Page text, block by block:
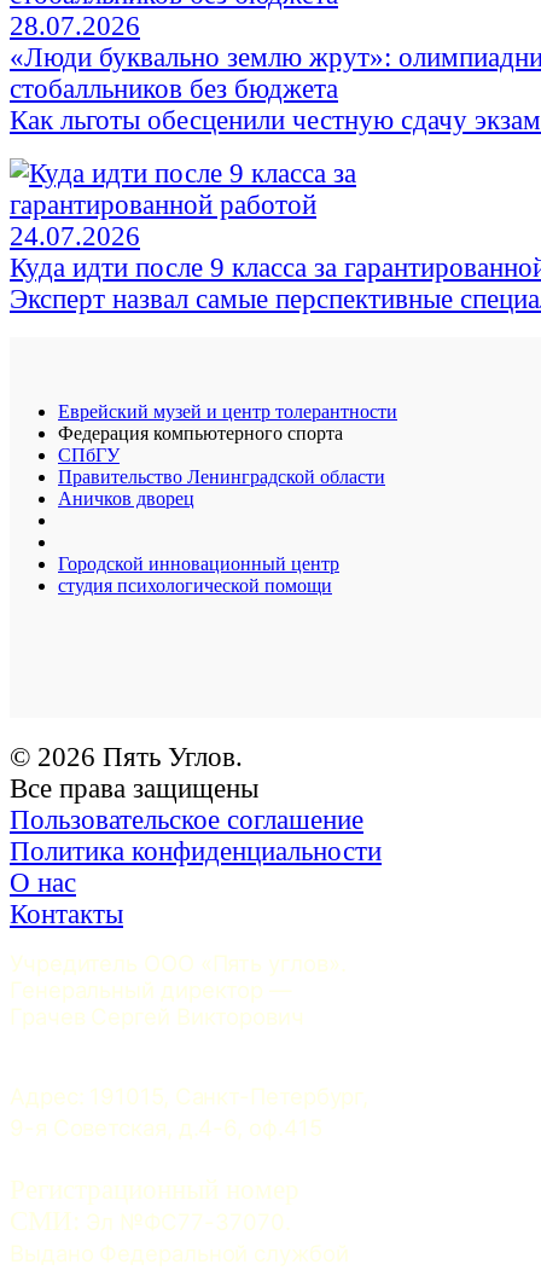
28.07.2026
«Люди буквально землю жрут»:
стобалльников без бюджета
Как льготы обесценили честную сдачу
24.07.2026
Куда идти после 9 класса за
Эксперт назвал самые перспективные
Еврейский музей и центр толерантности
Федерация компьютерного спорта
СПбГУ
Правительство Ленинградской области
Аничков дворец
Городской инновационный центр
студия психологической помощи
© 2026 Пять Углов.
Все права защищены
Пользовательское соглашение
Политика конфиденциальности
О нас
Контакты
Учредитель ООО «Пять углов».
Генеральный директор —
Грачев Сергей Викторович
Адрес: 191015, Санкт-Петербург,
9-я Советская, д.4-6, оф.415
Регистрационный номер
СМИ: Эл №ФС77-37070.
Выдано Федеральной службой